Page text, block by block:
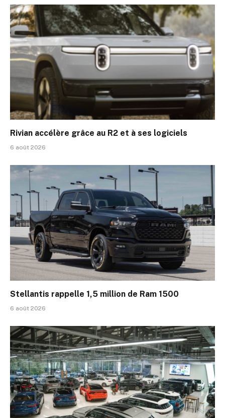
Rivian accélère grâce au R2 et à ses logiciels
6 août 2026
Stellantis rappelle 1,5 million de Ram 1500
6 août 2026